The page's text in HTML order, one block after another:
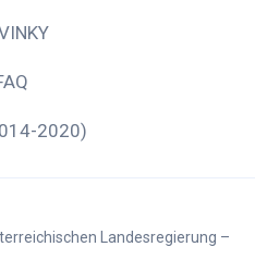
2020)
Landesregierung –